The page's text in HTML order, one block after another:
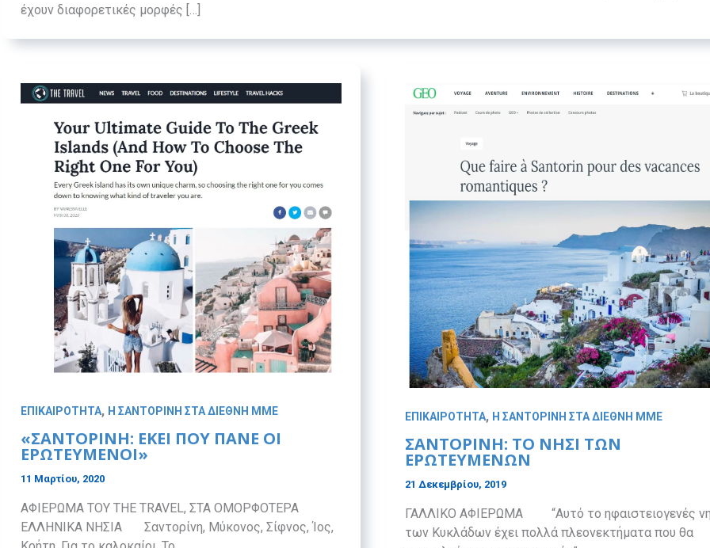
έχουν διαφορετικές μορφές […]
ΕΠΙΚΑΙΡΟΤΗΤΑ, Η ΣΑΝΤΟΡΙΝΗ ΣΤΑ ΔΙΕΘΝΗ ΜΜΕ
«ΣΑΝΤΟΡΙΝΗ: ΕΚΕΙ ΠΟΥ ΠΑΝΕ ΟΙ
ΕΡΩΤΕΥΜΕΝΟΙ»
11 Μαρτίου, 2020
ΑΦΙΕΡΩΜΑ ΤΟΥ THE TRAVEL, ΣΤΑ ΟΜΟΡΦΟΤΕΡΑ
ΕΛΛΗΝΙΚΑ ΝΗΣΙΑ Σαντορίνη, Μύκονος, Σίφνος, Ίος,
ΕΠΙΚΑΙΡΟΤΗΤΑ, Η ΣΑΝΤΟΡΙΝΗ ΣΤΑ ΔΙΕΘΝΗ ΜΜΕ
ΣΑΝΤΟΡΙΝΗ: ΤΟ ΝΗΣΙ ΤΩΝ
ΕΡΩΤΕΥΜΕΝΩΝ
21 Δεκεμβρίου, 2019
ΓΑΛΛΙΚΟ ΑΦΙΕΡΩΜΑ “Αυτό το ηφαιστειογενές
των Κυκλάδων έχει πολλά πλεονεκτήματα που θα